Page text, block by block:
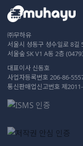
㈜무하유
서울시 성동구 성수일로 8길
서울숲 SK V1 A동 2층
대표이사 신동호
사업자등록번호 206-86-
통신판매업신고번호 제